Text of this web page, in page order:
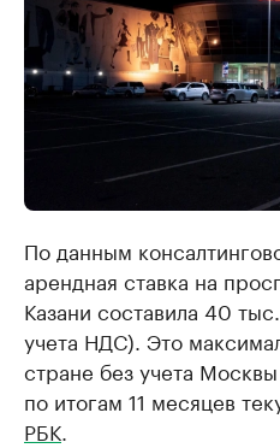
По данным
арендная ставка на
Казани составила 40
учета НДС). Это
стране без учета
по итогам 11 месяцев
РБК.